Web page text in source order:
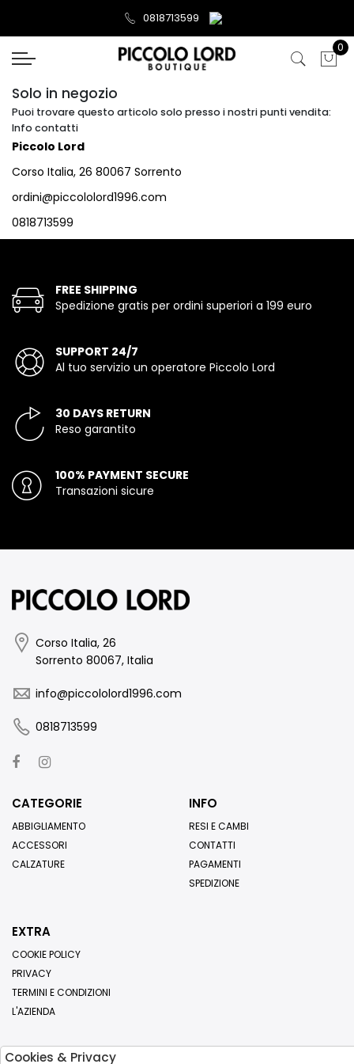
0818713599
0
Solo in negozio
Puoi trovare questo articolo solo presso i nostri punti vendita:
Info contatti
Piccolo Lord
Corso Italia, 26 80067 Sorrento
ordini@piccololord1996.com
0818713599
FREE SHIPPING
Spedizione gratis per ordini superiori a 199 euro
SUPPORT 24/7
Al tuo servizio un operatore Piccolo Lord
30 DAYS RETURN
Reso garantito
100% PAYMENT SECURE
Transazioni sicure
Corso Italia, 26
Sorrento 80067, Italia
info@piccololord1996.com
0818713599
CATEGORIE
ABBIGLIAMENTO
ACCESSORI
CALZATURE
INFO
RESI E CAMBI
CONTATTI
PAGAMENTI
SPEDIZIONE
EXTRA
COOKIE POLICY
PRIVACY
TERMINI E CONDIZIONI
L'AZIENDA
Cookies & Privacy